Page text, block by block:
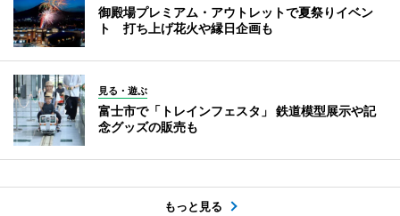
御殿場プレミアム・アウトレットで夏祭りイベン
ト 打ち上げ花火や縁日企画も
見る・遊ぶ
富士市で「トレインフェスタ」 鉄道模型展示や記
念グッズの販売も
もっと見る